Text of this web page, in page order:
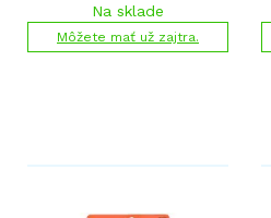
Na sklade
Môžete mať už zajtra.